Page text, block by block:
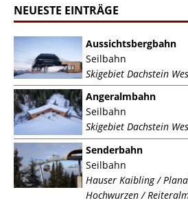
NEUESTE EINTRÄGE
Aussichtsbergbahn
Seilbahn
Skigebiet Dachstein
Angeralmbahn
Seilbahn
Skigebiet Dachstein
Senderbahn
Seilbahn
Hauser Kaibling /
Hochwurzen /